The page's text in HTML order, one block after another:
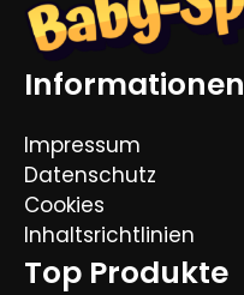
Informationen
Impressum
Datenschutz
Cookies
Inhaltsrichtlinien
Top Produkte